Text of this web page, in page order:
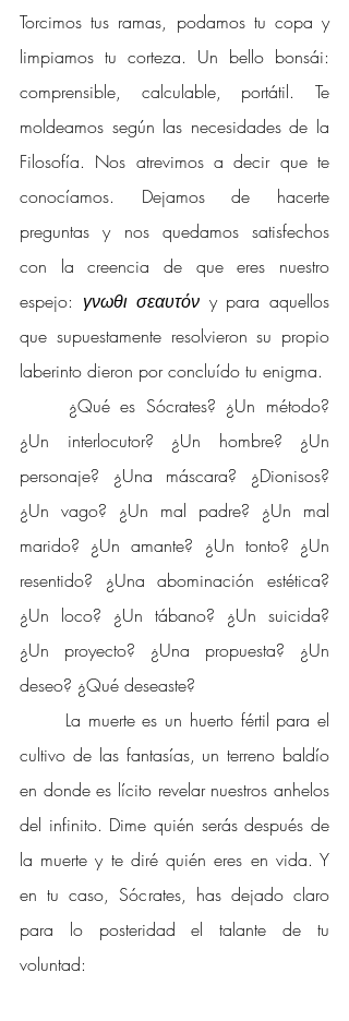
Torcimos tus ramas, podamos tu copa y
limpiamos tu corteza. Un bello bonsái:
comprensible, calculable, portátil. Te
moldeamos según las necesidades de la
Filosofía. Nos atrevimos a decir que te
conocíamos. Dejamos de hacerte
preguntas y nos quedamos satisfechos
con la creencia de que eres nuestro
espejo: γνωθι σεαυτόν y para aquellos
que supuestamente resolvieron su propio
laberinto dieron por concluído tu enigma.
¿Qué es Sócrates? ¿Un método?
¿Un interlocutor? ¿Un hombre? ¿Un
personaje? ¿Una máscara? ¿Dionisos?
¿Un vago? ¿Un mal padre? ¿Un mal
marido? ¿Un amante? ¿Un tonto? ¿Un
resentido? ¿Una abominación estética?
¿Un loco? ¿Un tábano? ¿Un suicida?
¿Un proyecto? ¿Una propuesta? ¿Un
deseo? ¿Qué deseaste?
La muerte es un huerto fértil para el
cultivo de las fantasías, un terreno baldío
en donde es lícito revelar nuestros anhelos
del infinito. Dime quién serás después de
la muerte y te diré quién eres en vida. Y
en tu caso, Sócrates, has dejado claro
para lo posteridad el talante de tu
voluntad: